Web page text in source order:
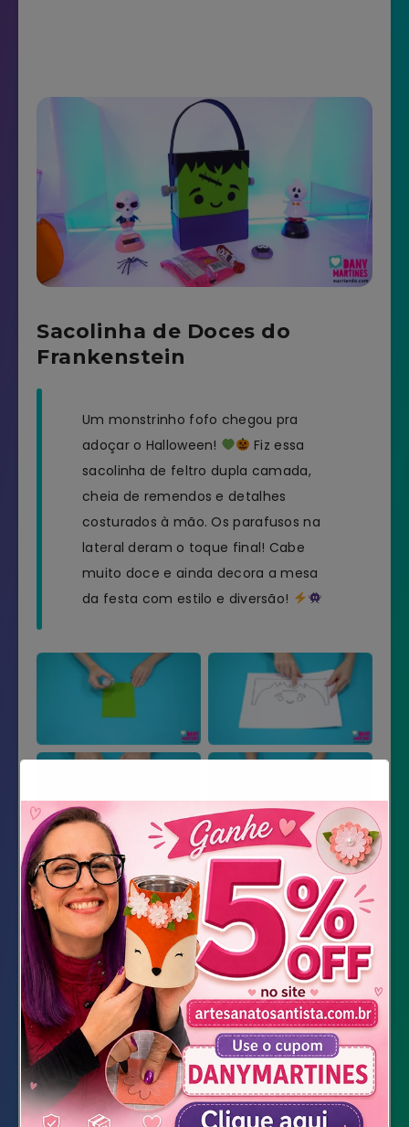
Sacolinha de Doces do
Frankenstein
Um monstrinho fofo chegou pra
adoçar o Halloween!
Fiz essa
sacolinha de feltro dupla camada,
cheia de remendos e detalhes
costurados à mão. Os parafusos na
lateral deram o toque final! Cabe
muito doce e ainda decora a mesa
da festa com estilo e diversão!
Material Necessário
Feltros: verde, preto, roxo, cinza, azul e
rosa
Molde do rostinho Frankenstein
Cola de silicone líquida e cola quente
Linha grossa e agulha